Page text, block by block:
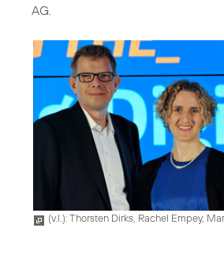
AG.
(v.l.): Thorsten Dirks, Rachel Empey,